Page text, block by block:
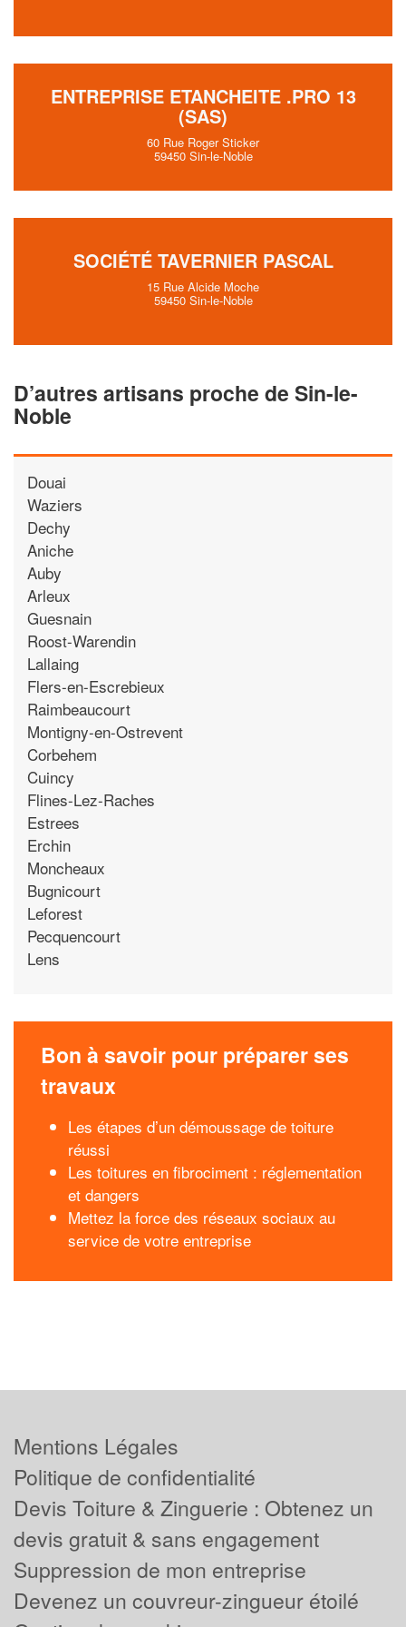
ENTREPRISE ETANCHEITE .PRO 13
(SAS)
60 Rue Roger Sticker
59450 Sin-le-Noble
SOCIÉTÉ TAVERNIER PASCAL
15 Rue Alcide Moche
59450 Sin-le-Noble
D’autres artisans proche de Sin-le-
Noble
Douai
Waziers
Dechy
Aniche
Auby
Arleux
Guesnain
Roost-Warendin
Lallaing
Flers-en-Escrebieux
Raimbeaucourt
Montigny-en-Ostrevent
Corbehem
Cuincy
Flines-Lez-Raches
Estrees
Erchin
Moncheaux
Bugnicourt
Leforest
Pecquencourt
Lens
Bon à savoir pour préparer ses
travaux
Les étapes d’un démoussage de toiture
réussi
Les toitures en fibrociment : réglementation
et dangers
Mettez la force des réseaux sociaux au
service de votre entreprise
Mentions Légales
Politique de confidentialité
Devis Toiture & Zinguerie : Obtenez un
devis gratuit & sans engagement
Suppression de mon entreprise
Devenez un couvreur-zingueur étoilé